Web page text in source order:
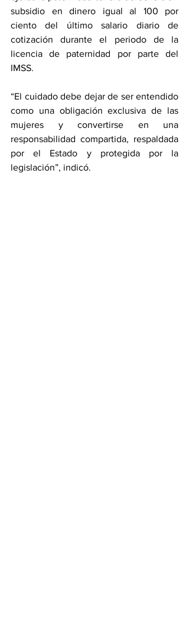
subsidio en dinero igual al 100 por
ciento del último salario diario de
cotización durante el periodo de la
licencia de paternidad por parte del
IMSS.
“El cuidado debe dejar de ser entendido
como una obligación exclusiva de las
mujeres y convertirse en una
responsabilidad compartida, respaldada
por el Estado y protegida por la
legislación”, indicó.